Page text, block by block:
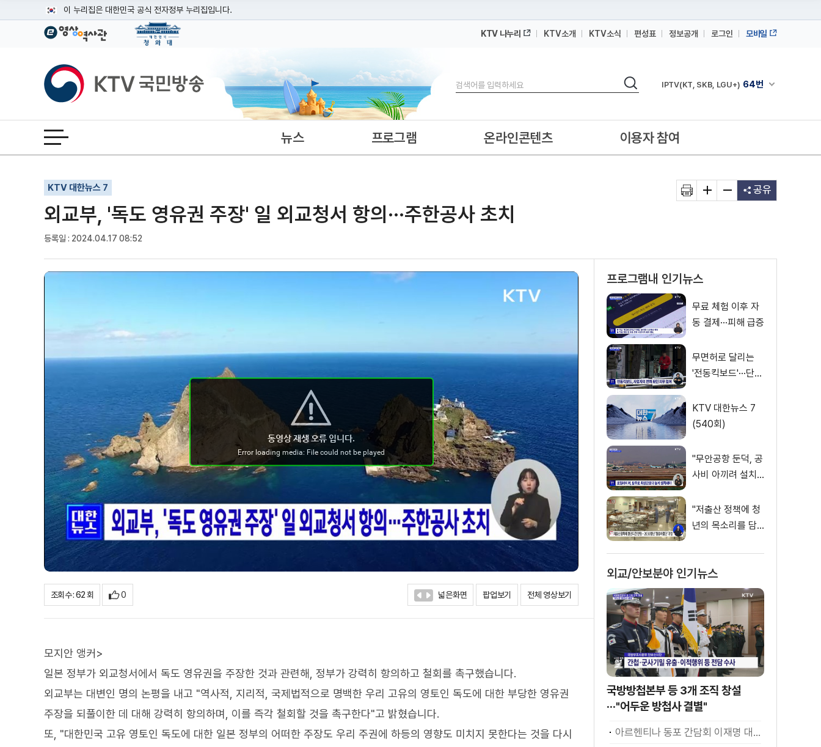
이 누리집은 대한민국 공식 전자정부 누리집입니다.
공식 누리집 주소 확인하기
이밖에 or.kr 또는 .kr등 다른 도메인 주소를 사용하고 있다면 아래 URL에서 도메인 주소를 확인해 보세요
운영중인 공식 누리집보기
KTV 나누리 KTV소개 KTV소식 편성표 정보공개 로그인 모바일
KTV국민방송
검색
검색 채널안내 펼쳐
IPTV(KT, SKB, LGU+) 64번
IPTV(KT, SKB, LGU+)
전체메뉴 열기 뉴스 프로그램 온라인콘텐츠 이용자 참여
KTV 대한뉴스 7
외교부, '독도 영유권 주장' 일 외교청서 항의···주한공사 초치
등록일 : 2024.04.17 08:52
기사인쇄
글자확대
글자축소 공유
조회수 : 62 회 0 넓은화면 팝업보기 전체 영상보기
모지안 앵커>
일본 정부가 외교청서에서 독도 영유권을 주장한 것과 관련해, 정부가 강력히 항의하고 철회를 촉구했습니다.
외교부는 대변인 명의 논평을 내고 "역사적, 지리적, 국제법적으로 명백한 우리 고유의 영토인 독도에 대한 부당한 영유권
주장을 되풀이한 데 대해 강력히 항의하며, 이를 즉각 철회할 것을 촉구한다"고 밝혔습니다.
또, "대한민국 고유 영토인 독도에 대한 일본 정부의 어떠한 주장도 우리 주권에 하등의 영향도 미치지 못한다는 것을 다시
프로그램내 인기뉴스
무료 체험 이후 자
동 결제···피해 급증
무면허로 달리는
'전동킥보드'···단속
KTV 대한뉴스 7
(540회)
"무안공항 둔덕, 공
사비 아끼려 설치···
"저출산 정책에 청
년의 목소리를 담
외교/안보분야 인기뉴스
국방방첩본부 등 3개 조직 창설
···"어두운 방첩사 결별"
아르헨티나 동포 간담회 이재명 대통령 모두발언